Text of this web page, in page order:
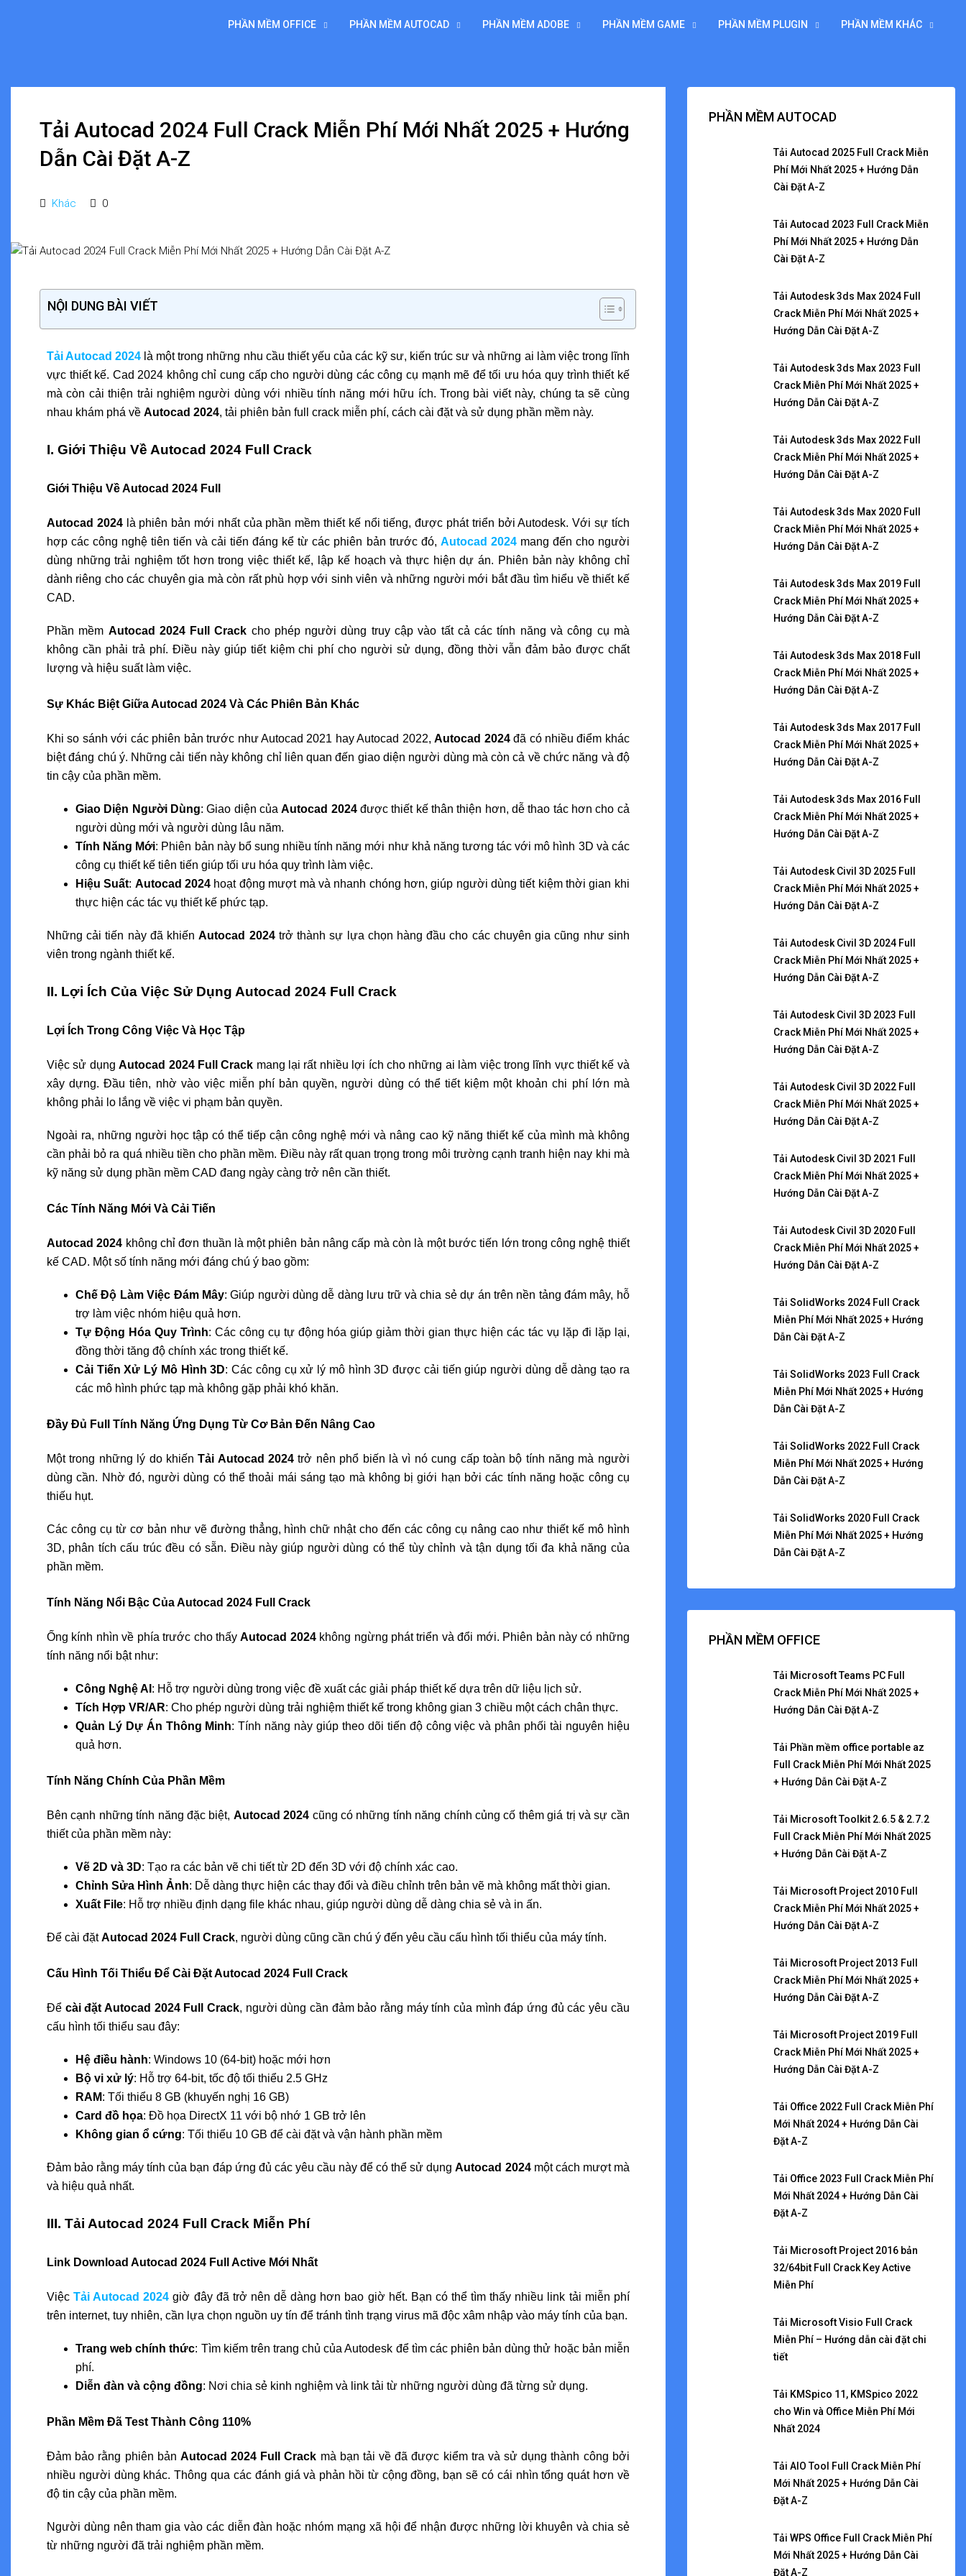
PHẦN MỀM OFFICE PHẦN MỀM AUTOCAD PHẦN MỀM ADOBE PHẦN MỀM GAME PHẦN MỀM PLUGIN PHẦN MỀM KHÁC
Tải Autocad 2024 Full Crack Miễn Phí Mới Nhất 2025 + Hướng
Dẫn Cài Đặt A-Z
Khác 0
NỘI DUNG BÀI VIẾT
Tải Autocad 2024 là một trong những nhu cầu thiết yếu của các kỹ sư, kiến trúc sư và những ai làm việc trong lĩnh
vực thiết kế. Cad 2024 không chỉ cung cấp cho người dùng các công cụ mạnh mẽ để tối ưu hóa quy trình thiết kế
mà còn cải thiện trải nghiệm người dùng với nhiều tính năng mới hữu ích. Trong bài viết này, chúng ta sẽ cùng
nhau khám phá về Autocad 2024, tải phiên bản full crack miễn phí, cách cài đặt và sử dụng phần mềm này.
I. Giới Thiệu Về Autocad 2024 Full Crack
Giới Thiệu Về Autocad 2024 Full
Autocad 2024là phiên bản mới nhất của phần mềm thiết kế nổi tiếng, được phát triển bởi Autodesk. Với sự tích
hợp các công nghệ tiên tiến và cải tiến đáng kể từ các phiên bản trước đó, Autocad 2024mang đến cho người
dùng những trải nghiệm tốt hơn trong việc thiết kế, lập kế hoạch và thực hiện dự án. Phiên bản này không chỉ
dành riêng cho các chuyên gia mà còn rất phù hợp với sinh viên và những người mới bắt đầu tìm hiểu về thiết kế
CAD.
Phần mềm Autocad 2024 Full Crack cho phép người dùng truy cập vào tất cả các tính năng và công cụ mà
không cần phải trả phí. Điều này giúp tiết kiệm chi phí cho người sử dụng, đồng thời vẫn đảm bảo được chất
lượng và hiệu suất làm việc.
Sự Khác Biệt Giữa Autocad 2024 Và Các Phiên Bản Khác
Khi so sánh với các phiên bản trước như Autocad 2021 hay Autocad 2022,Autocad 2024đã có nhiều điểm khác
biệt đáng chú ý. Những cải tiến này không chỉ liên quan đến giao diện người dùng mà còn cả về chức năng và độ
tin cậy của phần mềm.
Giao Diện Người Dùng: Giao diện củaAutocad 2024được thiết kế thân thiện hơn, dễ thao tác hơn cho cả
người dùng mới và người dùng lâu năm.
Tính Năng Mới: Phiên bản này bổ sung nhiều tính năng mới như khả năng tương tác với mô hình 3D và các
công cụ thiết kế tiên tiến giúp tối ưu hóa quy trình làm việc.
Hiệu Suất: Autocad 2024 hoạt động mượt mà và nhanh chóng hơn, giúp người dùng tiết kiệm thời gian khi
thực hiện các tác vụ thiết kế phức tạp.
Những cải tiến này đã khiếnAutocad 2024trở thành sự lựa chọn hàng đầu cho các chuyên gia cũng như sinh
viên trong ngành thiết kế.
II. Lợi Ích Của Việc Sử Dụng Autocad 2024 Full Crack
Lợi Ích Trong Công Việc Và Học Tập
Việc sử dụngAutocad 2024 Full Crack mang lại rất nhiều lợi ích cho những ai làm việc trong lĩnh vực thiết kế và
xây dựng. Đầu tiên, nhờ vào việc miễn phí bản quyền, người dùng có thể tiết kiệm một khoản chi phí lớn mà
không phải lo lắng về việc vi phạm bản quyền.
Ngoài ra, những người học tập có thể tiếp cận công nghệ mới và nâng cao kỹ năng thiết kế của mình mà không
cần phải bỏ ra quá nhiều tiền cho phần mềm. Điều này rất quan trọng trong môi trường cạnh tranh hiện nay khi mà
kỹ năng sử dụng phần mềm CAD đang ngày càng trở nên cần thiết.
Các Tính Năng Mới Và Cải Tiến
Autocad 2024 không chỉ đơn thuần là một phiên bản nâng cấp mà còn là một bước tiến lớn trong công nghệ thiết
kế CAD. Một số tính năng mới đáng chú ý bao gồm:
Chế Độ Làm Việc Đám Mây: Giúp người dùng dễ dàng lưu trữ và chia sẻ dự án trên nền tảng đám mây, hỗ
trợ làm việc nhóm hiệu quả hơn.
Tự Động Hóa Quy Trình: Các công cụ tự động hóa giúp giảm thời gian thực hiện các tác vụ lặp đi lặp lại,
đồng thời tăng độ chính xác trong thiết kế.
Cải Tiến Xử Lý Mô Hình 3D: Các công cụ xử lý mô hình 3D được cải tiến giúp người dùng dễ dàng tạo ra
các mô hình phức tạp mà không gặp phải khó khăn.
Đầy Đủ Full Tính Năng Ứng Dụng Từ Cơ Bản Đến Nâng Cao
Một trong những lý do khiếnTải Autocad 2024 trở nên phổ biến là vì nó cung cấp toàn bộ tính năng mà người
dùng cần. Nhờ đó, người dùng có thể thoải mái sáng tạo mà không bị giới hạn bởi các tính năng hoặc công cụ
thiếu hụt.
Các công cụ từ cơ bản như vẽ đường thẳng, hình chữ nhật cho đến các công cụ nâng cao như thiết kế mô hình
3D, phân tích cấu trúc đều có sẵn. Điều này giúp người dùng có thể tùy chỉnh và tận dụng tối đa khả năng của
phần mềm.
Tính Năng Nổi Bậc Của Autocad 2024 Full Crack
Ống kính nhìn về phía trước cho thấyAutocad 2024không ngừng phát triển và đổi mới. Phiên bản này có những
tính năng nổi bật như:
Công Nghệ AI : Hỗ trợ người dùng trong việc đề xuất các giải pháp thiết kế dựa trên dữ liệu lịch sử.
Tích Hợp VR/AR: Cho phép người dùng trải nghiệm thiết kế trong không gian 3 chiều một cách chân thực.
Quản Lý Dự Án Thông Minh: Tính năng này giúp theo dõi tiến độ công việc và phân phối tài nguyên hiệu
quả hơn.
Tính Năng Chính Của Phần Mềm
Bên cạnh những tính năng đặc biệt, Autocad 2024 cũng có những tính năng chính củng cố thêm giá trị và sự cần
thiết của phần mềm này:
Vẽ 2D và 3D: Tạo ra các bản vẽ chi tiết từ 2D đến 3D với độ chính xác cao.
Chỉnh Sửa Hình Ảnh: Dễ dàng thực hiện các thay đổi và điều chỉnh trên bản vẽ mà không mất thời gian.
Xuất File: Hỗ trợ nhiều định dạng file khác nhau, giúp người dùng dễ dàng chia sẻ và in ấn.
Để cài đặtAutocad 2024 Full Crack, người dùng cũng cần chú ý đến yêu cầu cấu hình tối thiểu của máy tính.
Cấu Hình Tối Thiểu Để Cài Đặt Autocad 2024 Full Crack
Để cài đặt Autocad 2024 Full Crack, người dùng cần đảm bảo rằng máy tính của mình đáp ứng đủ các yêu cầu
cấu hình tối thiểu sau đây:
Hệ điều hành: Windows 10 (64-bit) hoặc mới hơn
Bộ vi xử lý: Hỗ trợ 64-bit, tốc độ tối thiểu 2.5 GHz
RAM: Tối thiểu 8 GB (khuyến nghị 16 GB)
Card đồ họa: Đồ họa DirectX 11 với bộ nhớ 1 GB trở lên
Không gian ổ cứng: Tối thiểu 10 GB để cài đặt và vận hành phần mềm
Đảm bảo rằng máy tính của bạn đáp ứng đủ các yêu cầu này để có thể sử dụngAutocad 2024một cách mượt mà
và hiệu quả nhất.
III. Tải Autocad 2024 Full Crack Miễn Phí
Link Download Autocad 2024 Full Active Mới Nhất
ViệcTải Autocad 2024 giờ đây đã trở nên dễ dàng hơn bao giờ hết. Bạn có thể tìm thấy nhiều link tải miễn phí
trên internet, tuy nhiên, cần lựa chọn nguồn uy tín để tránh tình trạng virus mã độc xâm nhập vào máy tính của bạn.
Trang web chính thức: Tìm kiếm trên trang chủ của Autodesk để tìm các phiên bản dùng thử hoặc bản miễn
phí.
Diễn đàn và cộng đồng: Nơi chia sẻ kinh nghiệm và link tải từ những người dùng đã từng sử dụng.
Phần Mềm Đã Test Thành Công 110%
Đảm bảo rằng phiên bản Autocad 2024 Full Crack mà bạn tải về đã được kiểm tra và sử dụng thành công bởi
nhiều người dùng khác. Thông qua các đánh giá và phản hồi từ cộng đồng, bạn sẽ có cái nhìn tổng quát hơn về
độ tin cậy của phần mềm.
Người dùng nên tham gia vào các diễn đàn hoặc nhóm mạng xã hội để nhận được những lời khuyên và chia sẻ
từ những người đã trải nghiệm phần mềm.
PHẦN MỀM AUTOCAD
Tải Autocad 2025 Full Crack Miễn
Phí Mới Nhất 2025 + Hướng Dẫn
Cài Đặt A-Z
Tải Autocad 2023 Full Crack Miễn
Phí Mới Nhất 2025 + Hướng Dẫn
Cài Đặt A-Z
Tải Autodesk 3ds Max 2024 Full
Crack Miễn Phí Mới Nhất 2025 +
Hướng Dẫn Cài Đặt A-Z
Tải Autodesk 3ds Max 2023 Full
Crack Miễn Phí Mới Nhất 2025 +
Hướng Dẫn Cài Đặt A-Z
Tải Autodesk 3ds Max 2022 Full
Crack Miễn Phí Mới Nhất 2025 +
Hướng Dẫn Cài Đặt A-Z
Tải Autodesk 3ds Max 2020 Full
Crack Miễn Phí Mới Nhất 2025 +
Hướng Dẫn Cài Đặt A-Z
Tải Autodesk 3ds Max 2019 Full
Crack Miễn Phí Mới Nhất 2025 +
Hướng Dẫn Cài Đặt A-Z
Tải Autodesk 3ds Max 2018 Full
Crack Miễn Phí Mới Nhất 2025 +
Hướng Dẫn Cài Đặt A-Z
Tải Autodesk 3ds Max 2017 Full
Crack Miễn Phí Mới Nhất 2025 +
Hướng Dẫn Cài Đặt A-Z
Tải Autodesk 3ds Max 2016 Full
Crack Miễn Phí Mới Nhất 2025 +
Hướng Dẫn Cài Đặt A-Z
Tải Autodesk Civil 3D 2025 Full
Crack Miễn Phí Mới Nhất 2025 +
Hướng Dẫn Cài Đặt A-Z
Tải Autodesk Civil 3D 2024 Full
Crack Miễn Phí Mới Nhất 2025 +
Hướng Dẫn Cài Đặt A-Z
Tải Autodesk Civil 3D 2023 Full
Crack Miễn Phí Mới Nhất 2025 +
Hướng Dẫn Cài Đặt A-Z
Tải Autodesk Civil 3D 2022 Full
Crack Miễn Phí Mới Nhất 2025 +
Hướng Dẫn Cài Đặt A-Z
Tải Autodesk Civil 3D 2021 Full
Crack Miễn Phí Mới Nhất 2025 +
Hướng Dẫn Cài Đặt A-Z
Tải Autodesk Civil 3D 2020 Full
Crack Miễn Phí Mới Nhất 2025 +
Hướng Dẫn Cài Đặt A-Z
Tải SolidWorks 2024 Full Crack
Miễn Phí Mới Nhất 2025 + Hướng
Dẫn Cài Đặt A-Z
Tải SolidWorks 2023 Full Crack
Miễn Phí Mới Nhất 2025 + Hướng
Dẫn Cài Đặt A-Z
Tải SolidWorks 2022 Full Crack
Miễn Phí Mới Nhất 2025 + Hướng
Dẫn Cài Đặt A-Z
Tải SolidWorks 2020 Full Crack
Miễn Phí Mới Nhất 2025 + Hướng
Dẫn Cài Đặt A-Z
PHẦN MỀM OFFICE
Tải Microsoft Teams PC Full
Crack Miễn Phí Mới Nhất 2025 +
Hướng Dẫn Cài Đặt A-Z
Tải Phần mềm office portable az
Full Crack Miễn Phí Mới Nhất 2025
+ Hướng Dẫn Cài Đặt A-Z
Tải Microsoft Toolkit 2.6.5 & 2.7.2
Full Crack Miễn Phí Mới Nhất 2025
+ Hướng Dẫn Cài Đặt A-Z
Tải Microsoft Project 2010 Full
Crack Miễn Phí Mới Nhất 2025 +
Hướng Dẫn Cài Đặt A-Z
Tải Microsoft Project 2013 Full
Crack Miễn Phí Mới Nhất 2025 +
Hướng Dẫn Cài Đặt A-Z
Tải Microsoft Project 2019 Full
Crack Miễn Phí Mới Nhất 2025 +
Hướng Dẫn Cài Đặt A-Z
Tải Office 2022 Full Crack Miễn Phí
Mới Nhất 2024 + Hướng Dẫn Cài
Đặt A-Z
Tải Office 2023 Full Crack Miễn Phí
Mới Nhất 2024 + Hướng Dẫn Cài
Đặt A-Z
Tải Microsoft Project 2016 bản
32/64bit Full Crack Key Active
Miễn Phí
Tải Microsoft Visio Full Crack
Miễn Phí – Hướng dẫn cài đặt chi
tiết
Tải KMSpico 11, KMSpico 2022
cho Win và Office Miễn Phí Mới
Nhất 2024
Tải AIO Tool Full Crack Miễn Phí
Mới Nhất 2025 + Hướng Dẫn Cài
Đặt A-Z
Tải WPS Office Full Crack Miễn Phí
Mới Nhất 2025 + Hướng Dẫn Cài
Đặt A-Z